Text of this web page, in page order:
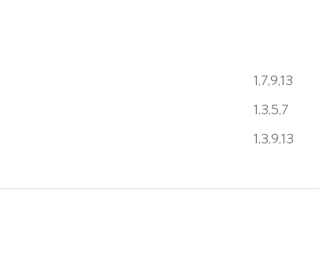
1,7,9,13
1,3,5,7
1,3,9,13